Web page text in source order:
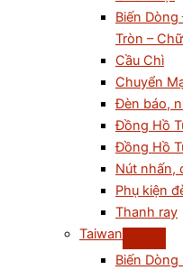
Biến
Tròn –
Cầu Chì
Chuyển
Đèn báo,
Đồng Hồ
Đồng Hồ
Nút nhấn,
Phụ kiện
Thanh ray
Taiwan
Biến Dòng